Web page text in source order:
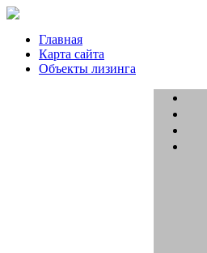
Главная
Карта сайта
Объекты лизинга